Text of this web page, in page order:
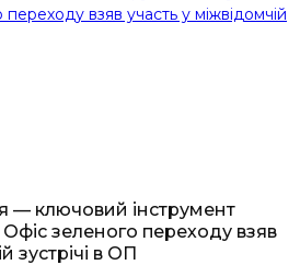
— ключовий інструмент
зеленого переходу взяв
зустрічі в ОП